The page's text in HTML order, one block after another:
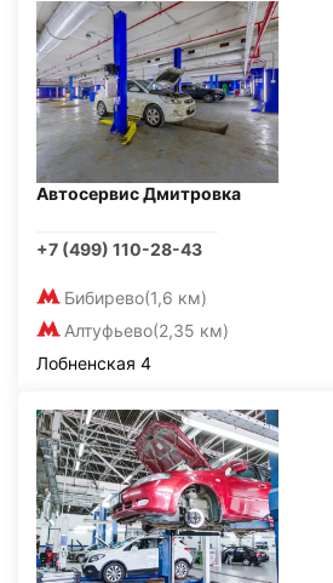
Автосервис Дмитровка
+7 (499) 110-28-43
Бибирево(1,6 км)
Алтуфьево(2,35 км)
Лобненская 4